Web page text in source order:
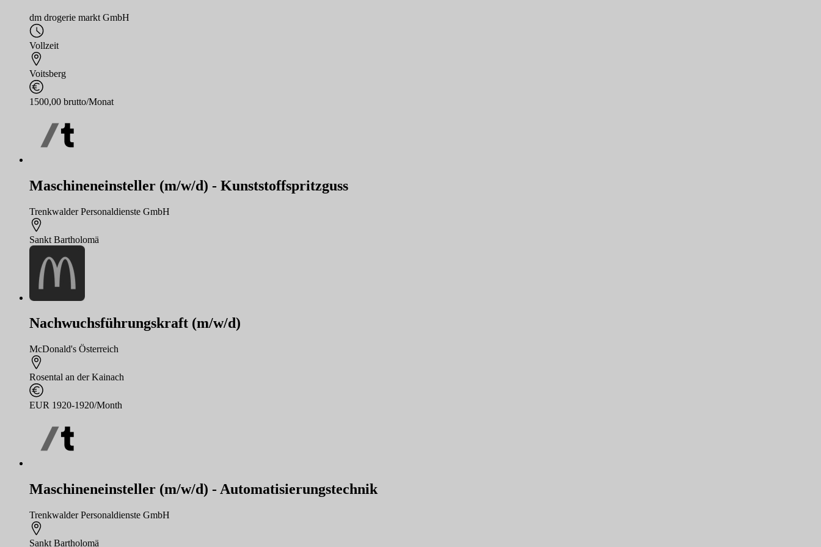
dm drogerie markt GmbH
Vollzeit
Voitsberg
1500,00 brutto/Monat
Maschineneinsteller (m/w/d) - Kunststoffspritzguss
Trenkwalder Personaldienste GmbH
Sankt Bartholomä
Nachwuchsführungskraft (m/w/d)
McDonald's Österreich
Rosental an der Kainach
EUR 1920-1920/Month
Maschineneinsteller (m/w/d) - Automatisierungstechnik
Trenkwalder Personaldienste GmbH
Sankt Bartholomä